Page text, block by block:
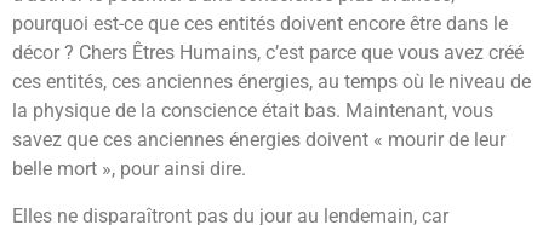
pourquoi est-ce que ces entités doivent encore être dans le
décor ? Chers Êtres Humains, c’est parce que vous avez créé
ces entités, ces anciennes énergies, au temps où le niveau de
la physique de la conscience était bas. Maintenant, vous
savez que ces anciennes énergies doivent « mourir de leur
belle mort », pour ainsi dire.
Elles ne disparaîtront pas du jour au lendemain, car